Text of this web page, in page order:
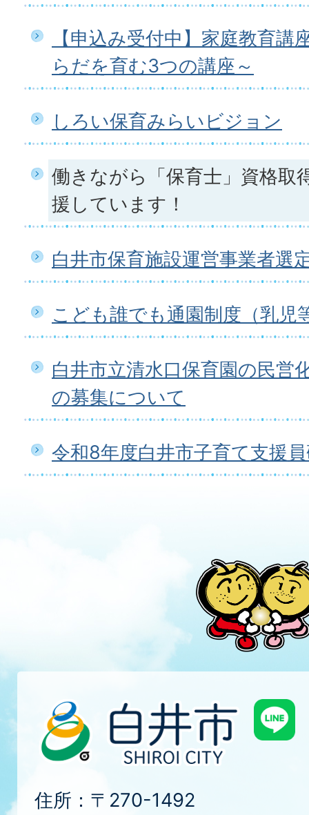
【申込み受付中】家庭教育講
らだを育む3つの講座～
しろい保育みらいビジョン
働きながら「保育士」資格取
援しています！
白井市保育施設運営事業者選
こども誰でも通園制度（乳児
白井市立清水口保育園の民営
の募集について
令和8年度白井市子育て支援
住所：〒270-1492